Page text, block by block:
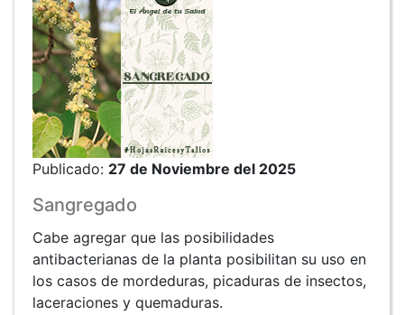
Publicado: 27 de Noviembre del 2025
Sangregado
Cabe agregar que las posibilidades
antibacterianas de la planta posibilitan su uso en
los casos de mordeduras, picaduras de insectos,
laceraciones y quemaduras.